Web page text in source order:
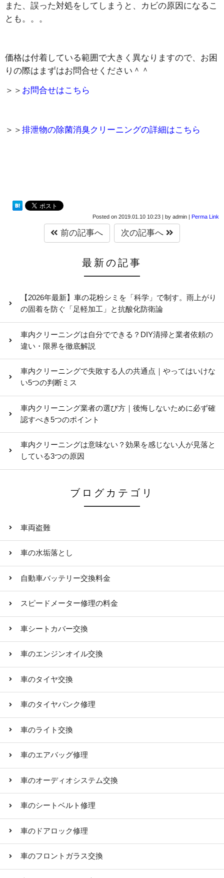
また、誤った対処をしてしまうと、カビの原因になるこ
とも。。。
価格は付着している範囲で大きく異なりますので、お困
りの際はまずはお問合せください＾＾
＞＞ お問合せはこちら
＞＞ 排泄物の除菌消臭クリーニングの詳細はこちら
Posted on 2019.01.10 10:23 by admin Perma Link
前の記事へ 次の記事へ
最新の記事
【2026年最新】車の花粉シミを「科学」で制す。雨上がり
の固着を防ぐ「足軽加工」と抗酸化防衛論
車内クリーニングは自分でできる？DIY清掃と業者依頼の
違い・限界を徹底解説
車内クリーニングで失敗する人の共通点｜やってはいけな
い5つの判断ミス
車内クリーニング業者の選び方｜後悔しないために必ず確
認すべき5つのポイント
車内クリーニングは意味ない？効果を感じない人が見落と
している3つの原因
ブログカテゴリ
車両盗難
車の水垢落とし
自動車バッテリー交換料金
スピードメーター修理の料金
車シートカバー交換
車のエンジンオイル交換
車のタイヤ交換
車のタイヤパンク修理
車のライト交換
車のエアバッグ修理
車のオーディオシステム交換
車のシートベルト修理
車のドアロック修理
車のフロントガラス交換